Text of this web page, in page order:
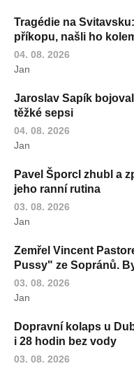
Tragédie na
příkopu, našli ho
04. 08. 2026
Jan
Jaroslav Sapík
těžké sepsi
04. 08. 2026
Jan
Pavel Šporcl zhubl a
jeho ranní rutina
03. 08. 2026
Jan
Zemřel Vincent
Pussy" ze Sopránů.
03. 08. 2026
Jan
Dopravní kolaps u
i 28 hodin bez vody
03. 08. 2026